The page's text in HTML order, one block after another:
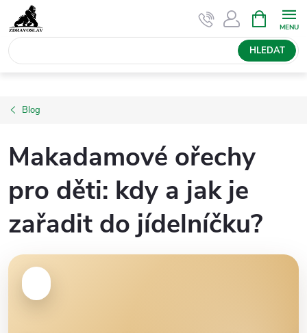
na
obsah
HLEDAT
NÁKUPNÍ
KOŠÍK
Blog
Makadamové ořechy
pro děti: kdy a jak je
zařadit do jídelníčku?